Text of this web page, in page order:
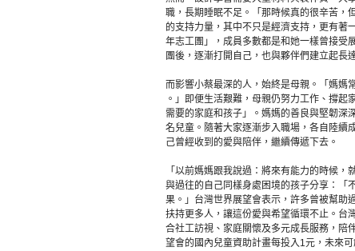
職，長期睡眠不足。「那時候真的很辛苦，
的支持力量，其中不只是經濟支持，更有著
年志工團」，成員多數都是和她一樣曾接受
團後，逐漸打開自己，也與夥伴們建立起長
而影響小蔡最深的人，始終是母親。「媽媽
。」即便生活艱難，母親仍努力工作、撐
需要的家庭和孩子」。媽媽的善良與堅韌深
名兒童。隨著大家逐漸步入職場，各自陸續
己曾經收到的愛與陪伴，繼續傳遞下去。
「以前媽媽跟我說過：將來有能力的時候
與過往的自己同樣身處困境的孩子分享：「
果。」台灣世界展望會表示，許多曾被幫助
扶持更多人，讓這份愛與希望循環不止。台
合社工訪視、家庭關懷及多元成長服務，陪
望會的國內兒童資助計畫每投入1元，未來